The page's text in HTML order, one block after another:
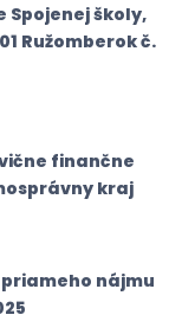
Spojenej školy,
Ružomberok č.
finančne
kraj
priameho nájmu